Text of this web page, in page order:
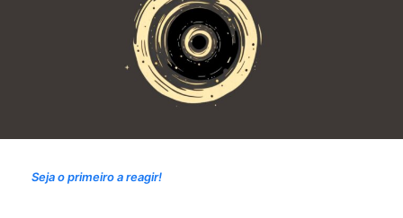
Seja o primeiro a reagir!